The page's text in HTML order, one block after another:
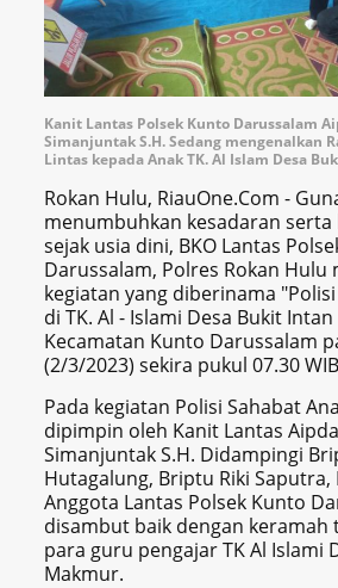
Kanit Lantas Polsek Kunto Darussalam
Simanjuntak S.H. Sedang mengenalkan
Lintas kepada Anak TK. Al Islam Desa
Rokan Hulu, RiauOne.Com -
menumbuhkan kesadaran serta
sejak usia dini, BKO Lantas
Darussalam, Polres Rokan Hulu
kegiatan yang diberinama
di TK. Al - Islami Desa Bukit
Kecamatan Kunto Darussalam
(2/3/2023) sekira pukul 07.30
Pada kegiatan Polisi Sahabat
dipimpin oleh Kanit Lantas
Simanjuntak S.H. Didampingi
Hutagalung, Briptu Riki Saputra,
Anggota Lantas Polsek Kunto
disambut baik dengan keramah
para guru pengajar TK Al Islami
Makmur.